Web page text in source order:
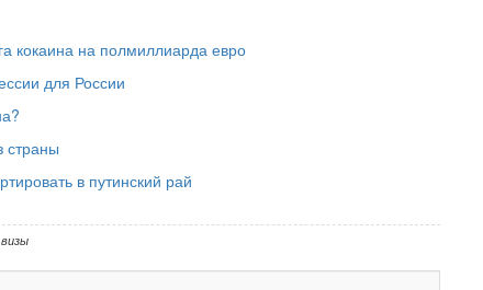
кокаина на полмиллиарда евро
для России
страны
в путинский рай
визы